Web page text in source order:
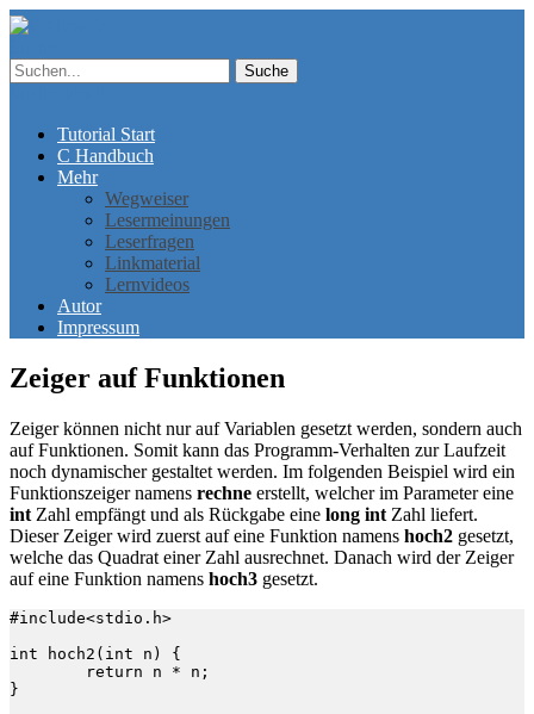
Tutorial Start
C Handbuch
Mehr
Wegweiser
Lesermeinungen
Leserfragen
Linkmaterial
Lernvideos
Autor
Impressum
Zeiger auf Funktionen
Zeiger können nicht nur auf Variablen gesetzt werden, sondern auch
auf Funktionen. Somit kann das Programm-Verhalten zur Laufzeit
noch dynamischer gestaltet werden. Im folgenden Beispiel wird ein
Funktionszeiger namens rechne erstellt, welcher im Parameter eine
int Zahl empfängt und als Rückgabe eine long int Zahl liefert.
Dieser Zeiger wird zuerst auf eine Funktion namens hoch2 gesetzt,
welche das Quadrat einer Zahl ausrechnet. Danach wird der Zeiger
auf eine Funktion namens hoch3 gesetzt.
#include<stdio.h>
int hoch2(int n) {
}